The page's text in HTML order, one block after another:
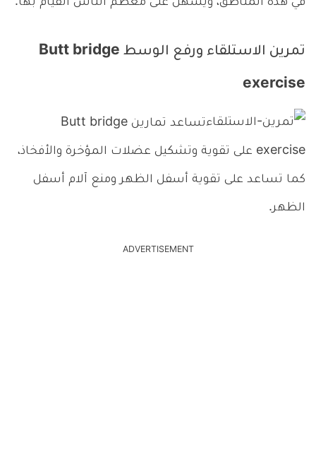
في هذه المناطق، ويسهل على معظم الناس القيام بها.
تمرين الاستلقاء ورفع الوسط Butt bridge
exercise
تساعد تمارين Butt bridge
exercise على تقوية وتشكيل عضلات المؤخرة والأفخاذ،
كما تساعد على تقوية أسفل الظهر ومنع آلام أسفل
الظهر.
ADVERTISEMENT